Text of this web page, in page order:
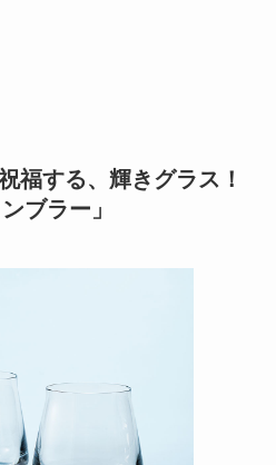
福する、輝きグラス！
ブラー」